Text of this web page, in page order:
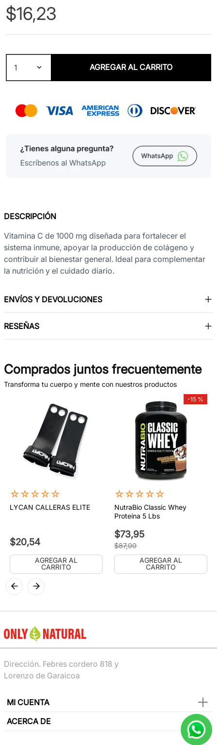
$16,23
1 AGREGAR AL CARRITO
DESCRIPCIÓN
Vitamina C de 1000 mg diseñada para fortalecer el
sistema inmune, apoyar la producción de colágeno y
contribuir al bienestar general. Ideal para complementar
la nutrición y el cuidado diario.
ENVÍOS Y DEVOLUCIONES
RESEÑAS
Comprados juntos frecuentemente
Transforma tu cuerpo y mente con nuestros productos
☆☆☆☆☆
LYCAN CALLERAS ELITE
$20,54
AGREGAR AL
CARRITO
-15 %
☆☆☆☆☆
NutraBio Classic Whey
Proteína 5 Lbs
$73,95
$87,00
AGREGAR AL
CARRITO
Dirección. Febres cordero 818 y
Lorenzo de Garaicoa
MI CUENTA
ACERCA DE